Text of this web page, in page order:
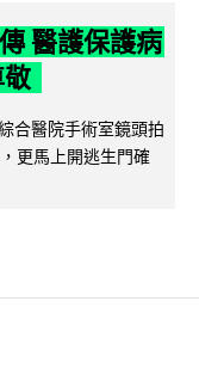
醫護保護病
合醫院手術室鏡頭拍
更馬上開逃生門確